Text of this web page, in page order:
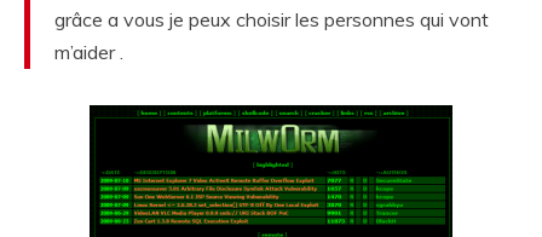
grâce a vous je peux choisir les personnes qui vont
m’aider .